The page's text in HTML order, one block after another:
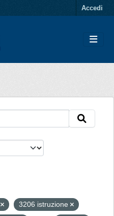
Accedi
3206 istruzione